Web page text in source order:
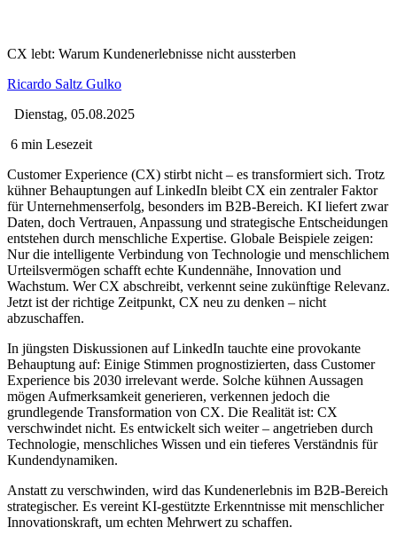
CX lebt: Warum Kundenerlebnisse nicht aussterben
Ricardo Saltz Gulko
Dienstag, 05.08.2025
6 min Lesezeit
Customer Experience (CX) stirbt nicht – es transformiert sich. Trotz
kühner Behauptungen auf LinkedIn bleibt CX ein zentraler Faktor
für Unternehmenserfolg, besonders im B2B-Bereich. KI liefert zwar
Daten, doch Vertrauen, Anpassung und strategische Entscheidungen
entstehen durch menschliche Expertise. Globale Beispiele zeigen:
Nur die intelligente Verbindung von Technologie und menschlichem
Urteilsvermögen schafft echte Kundennähe, Innovation und
Wachstum. Wer CX abschreibt, verkennt seine zukünftige Relevanz.
Jetzt ist der richtige Zeitpunkt, CX neu zu denken – nicht
abzuschaffen.
In jüngsten Diskussionen auf LinkedIn tauchte eine provokante
Behauptung auf: Einige Stimmen prognostizierten, dass Customer
Experience bis 2030 irrelevant werde. Solche kühnen Aussagen
mögen Aufmerksamkeit generieren, verkennen jedoch die
grundlegende Transformation von CX. Die Realität ist: CX
verschwindet nicht. Es entwickelt sich weiter – angetrieben durch
Technologie, menschliches Wissen und ein tieferes Verständnis für
Kundendynamiken.
Anstatt zu verschwinden, wird das Kundenerlebnis im B2B-Bereich
strategischer. Es vereint KI-gestützte Erkenntnisse mit menschlicher
Innovationskraft, um echten Mehrwert zu schaffen.